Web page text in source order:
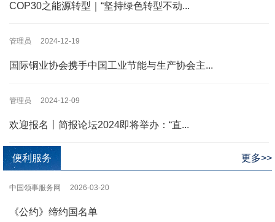
COP30之能源转型｜“坚持绿色转型不动...
管理员 2024-12-19
国际铜业协会携手中国工业节能与生产协会主...
管理员 2024-12-09
欢迎报名丨简报论坛2024即将举办：“直...
便利服务 更多>>
中国领事服务网 2026-03-20
《公约》缔约国名单